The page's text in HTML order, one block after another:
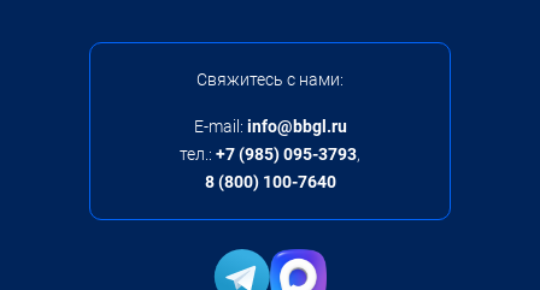
Свяжитесь с нами:
E-mail: info@bbgl.ru
тел.: +7 (985) 095-3793,
8 (800) 100-7640